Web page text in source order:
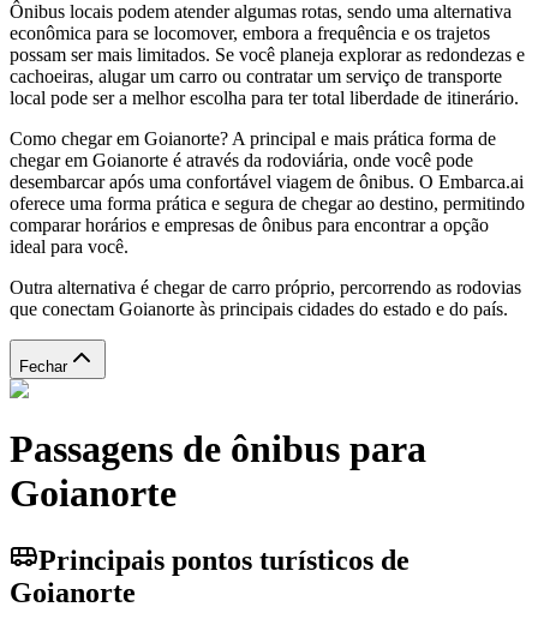
Ônibus locais podem atender algumas rotas, sendo uma alternativa
econômica para se locomover, embora a frequência e os trajetos
possam ser mais limitados. Se você planeja explorar as redondezas e
cachoeiras, alugar um carro ou contratar um serviço de transporte
local pode ser a melhor escolha para ter total liberdade de itinerário.
Como chegar em Goianorte? A principal e mais prática forma de
chegar em Goianorte é através da rodoviária, onde você pode
desembarcar após uma confortável viagem de ônibus. O Embarca.ai
oferece uma forma prática e segura de chegar ao destino, permitindo
comparar horários e empresas de ônibus para encontrar a opção
ideal para você.
Outra alternativa é chegar de carro próprio, percorrendo as rodovias
que conectam Goianorte às principais cidades do estado e do país.
Fechar
Passagens de ônibus para
Goianorte
Principais pontos turísticos de
Goianorte